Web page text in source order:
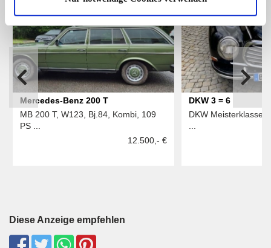
Mercedes-Benz 200 T
MB 200 T, W123, Bj.84, Kombi, 109
PS ...
12.500,- €
DKW 3 = 6
DKW Meisterklasse,
Diese Anzeige empfehlen